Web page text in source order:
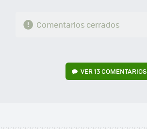
Comentarios cerrados
VER13 COMENTARIOS